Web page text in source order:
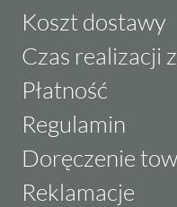
Koszt dostawy
Czas realizacji
Płatność
Regulamin
Doręczenie
Reklamacje